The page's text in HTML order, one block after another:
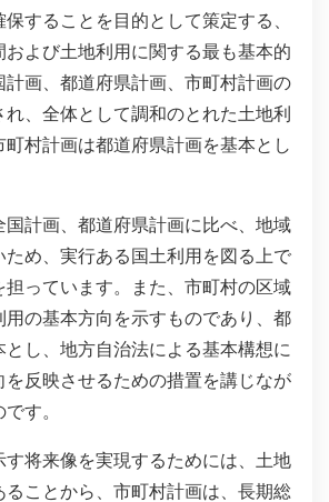
することを目的として策定する、
および土地利用に関する最も基本的
計画、都道府県計画、市町村計画の
、全体として調和のとれた土地利
町村計画は都道府県計画を基本とし
国計画、都道府県計画に比べ、地域
ため、実行ある国土利用を図る上で
担っています。また、市町村の区域
用の基本方向を示すものであり、都
し、地方自治法による基本構想に
を反映させるための措置を講じなが
す。
す将来像を実現するためには、土地
ることから、市町村計画は、長期総